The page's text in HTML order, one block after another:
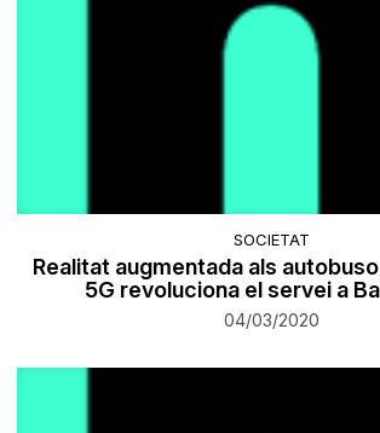
SOCIETAT
Realitat augmentada als
5G revoluciona el servei a
04/03/2020